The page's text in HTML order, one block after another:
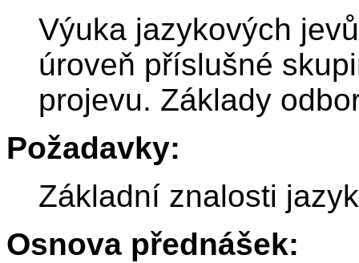
Výuka jazykových
úroveň příslušné
projevu. Základy
Požadavky:
Základní znalosti
Osnova přednášek: